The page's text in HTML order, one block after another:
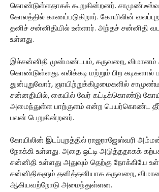
கொண்டுள்ளதாகக் கூறுகின்றனர்.
கோலத்தில் காணப்படுகிறார். கோயிலின்
தனிச் சன்னிதியில் உள்ளார். அந்தச் சன்னிதி
உள்ளது.
இச்சன்னிதி முன்மண்டபம், கருவறை,
கொண்டுள்ளது. எலிக்கடி மற்றும் பிற கடிகளால்
துன்புறுவோர், ஞாயிற்றுக்கிழமைகளில்
சன்னதியில், கையில் வேர் கட்டிக்கொண்டு
அமைந்துள்ள பாற்குளம் என்ற பெயர்கொண்ட
பலன் பெறுகின்றனர்.
கோயிலின் இடப்புறத்தில் ராஜராஜேஸ்வரி
நோக்கி உள்ளது. அதை ஒட்டி அடுத்ததாகக்
சன்னிதி உள்ளது அதுவும் தெற்கு நோக்கியே
சன்னிதிகளும் தனித்தனியாக கருவறை,
ஆகியவற்றோடு அமைந்துள்ளன.